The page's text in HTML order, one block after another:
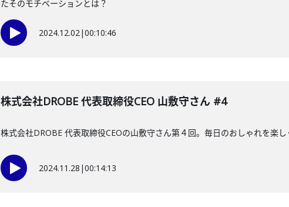
たそのモチベーションとは？
2024.12.02|00:10:46
株式会社DROBE 代表取締役CEO 山敷守さん #4
株式会社DROBE 代表取締役CEOの山敷守さん第４回。毎日のおしゃれを楽
2024.11.28 |00:14:13